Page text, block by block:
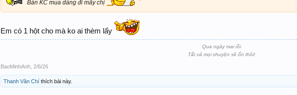
Bán KC mua dàng đi mấy chị
Em có 1 hột cho mà ko ai thèm lấy
Qua ngày mai rồi
Tất cả mọi chuyện sẽ ổn thôi!
BaoMinhAnh 2/6/26
Thanh Vân Chí thích bài này.